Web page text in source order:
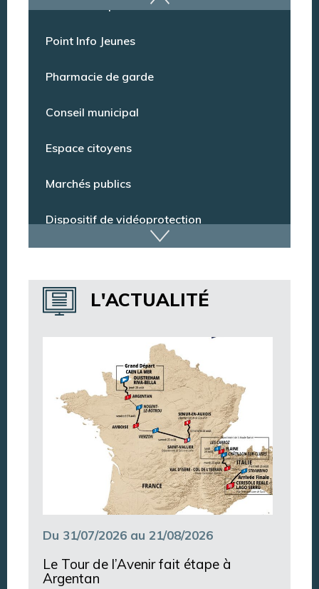
Dispositif de vidéoprotection
Annuaire des services
Annuaire des associations
Argentan Aujourd’hui
L'ACTUALITÉ
Du 31/07/2026 au 21/08/2026
Le Tour de l’Avenir fait étape à
Argentan